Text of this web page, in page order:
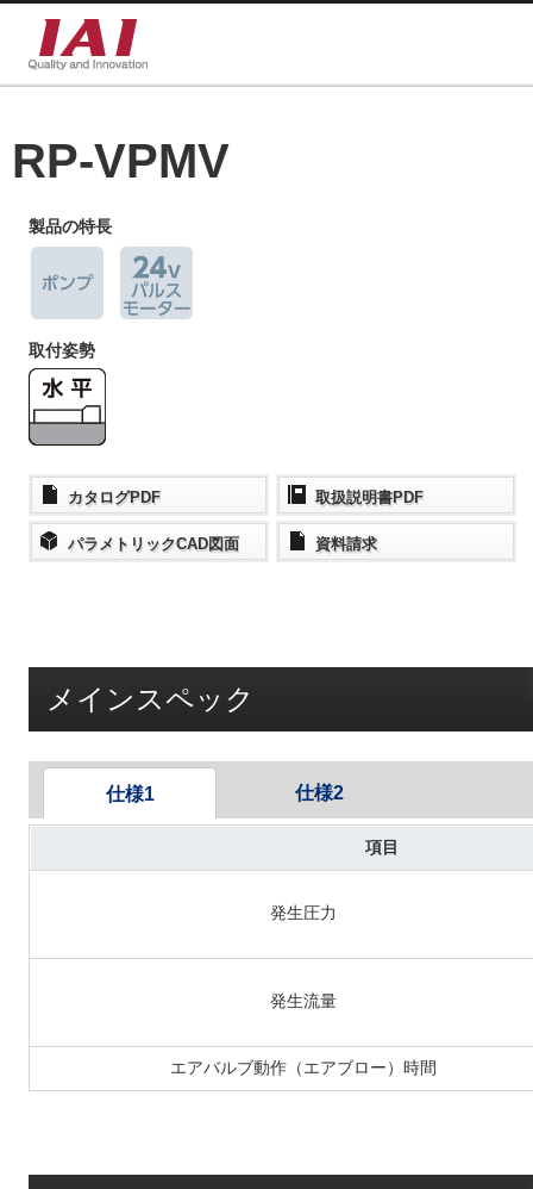
RP-VPMV
製品の特長
取付姿勢
カタログPDF 取扱説明書PDF
パラメトリックCAD図面 資料請求
メインスペック
仕様1
項目
発生圧力
発生流量
エアバルブ動作（エアブロー）時間
仕様2